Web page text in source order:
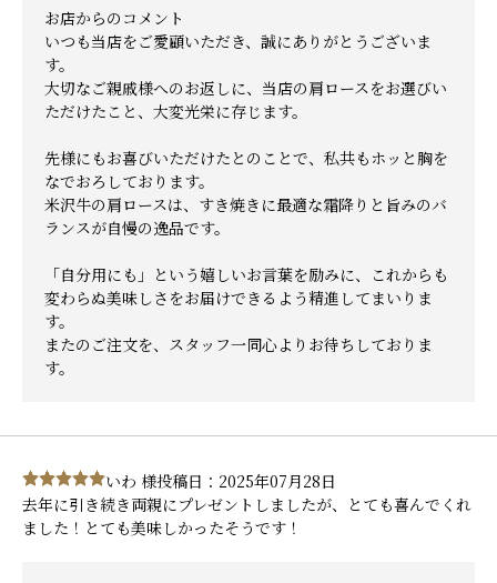
お店からのコメント
いつも当店をご愛顧いただき、誠にありがとうございま
す。
大切なご親戚様へのお返しに、当店の肩ロースをお選びい
ただけたこと、大変光栄に存じます。
先様にもお喜びいただけたとのことで、私共もホッと胸を
なでおろしております。
米沢牛の肩ロースは、すき焼きに最適な霜降りと旨みのバ
ランスが自慢の逸品です。
「自分用にも」という嬉しいお言葉を励みに、これからも
変わらぬ美味しさをお届けできるよう精進してまいりま
す。
またのご注文を、スタッフ一同心よりお待ちしておりま
す。
いわ 様投稿日：2025年07月28日
去年に引き続き両親にプレゼントしましたが、とても喜んでくれ
ました！とても美味しかったそうです！